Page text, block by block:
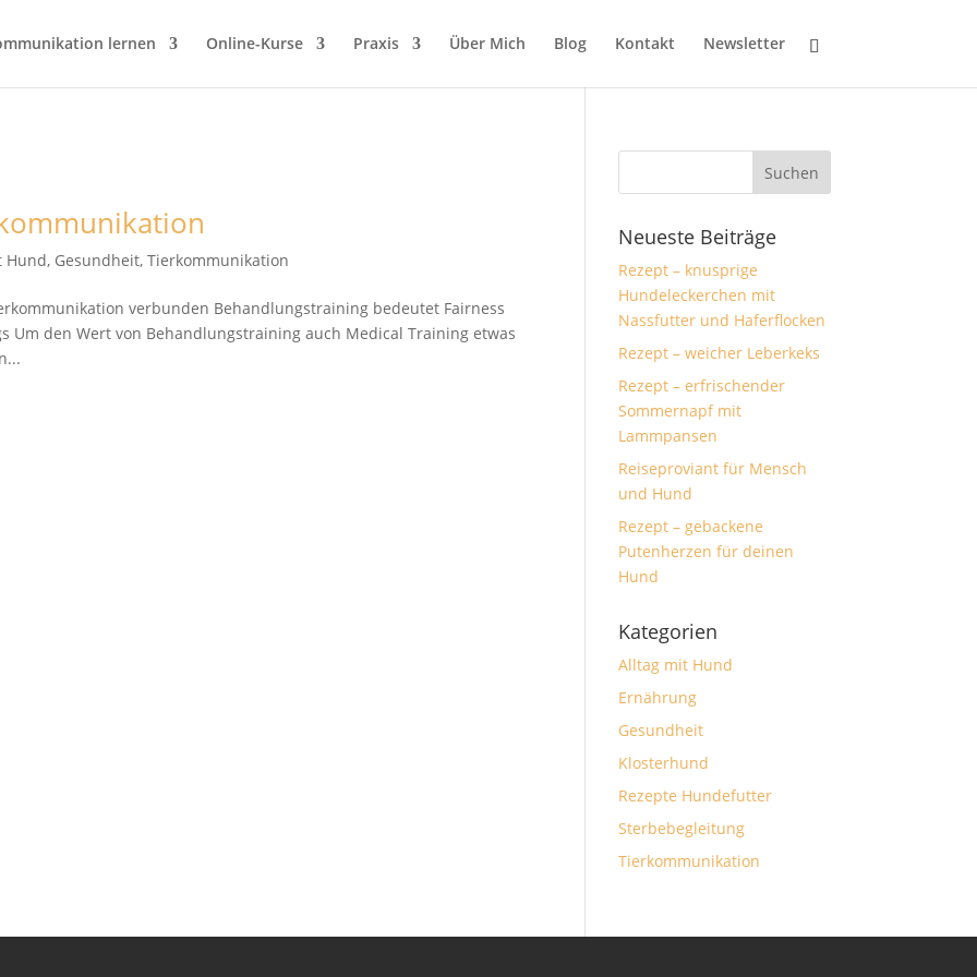
lernen Online-Kurse Praxis Über Mich Blog Kontakt Newsletter
Hund, Gesundheit,Tierkommunikation
verbunden Behandlungstraining bedeutet Fairness
Um den Wert von Behandlungstraining auch Medical Training etwas
Neueste Beiträge
Rezept – knusprige
Hundeleckerchen mit
Nassfutter und Haferflocken
Rezept – weicher Leberkeks
Rezept – erfrischender
Sommernapf mit
Lammpansen
Reiseproviant für Mensch
und Hund
Rezept – gebackene
Putenherzen für deinen
Hund
Kategorien
Alltag mit Hund
Ernährung
Gesundheit
Klosterhund
Rezepte Hundefutter
Sterbebegleitung
Tierkommunikation